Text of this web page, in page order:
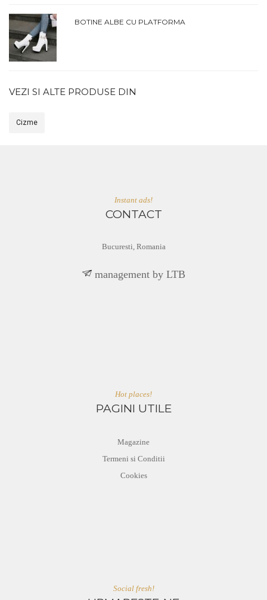
BOTINE ALBE CU PLATFORMA
VEZI SI ALTE PRODUSE DIN
Cizme
Instant ads!
CONTACT
Bucuresti, Romania
BTL yb tnemeganam
Hot places!
PAGINI UTILE
Magazine
Termeni si Conditii
Cookies
Social fresh!